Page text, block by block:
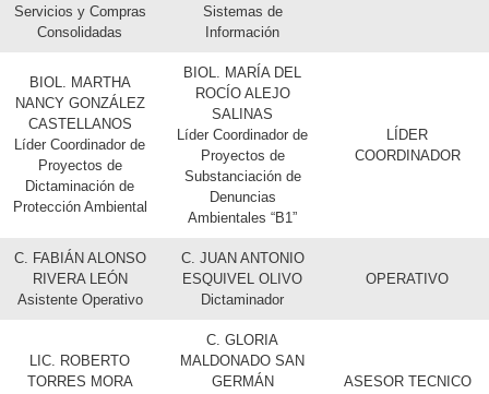
Servicios y Compras
Consolidadas
Sistemas de
Información
BIOL. MARTHA
NANCY GONZÁLEZ
CASTELLANOS
Líder Coordinador de
Proyectos de
Dictaminación de
Protección Ambiental
BIOL. MARÍA DEL
ROCÍO ALEJO
SALINAS
Líder Coordinador de
Proyectos de
Substanciación de
Denuncias
Ambientales “B1”
LÍDER
COORDINADOR
C. FABIÁN ALONSO
RIVERA LEÓN
Asistente Operativo
C. JUAN ANTONIO
ESQUIVEL OLIVO
Dictaminador
OPERATIVO
LIC. ROBERTO
TORRES MORA
C. GLORIA
MALDONADO SAN
GERMÁN
ASESOR TECNICO